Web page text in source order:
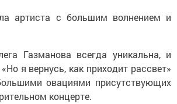
артиста с большим волнением и
Газманова всегда уникальна, и
я вернусь, как приходит рассвет»
овациями присутствующих
концерте.